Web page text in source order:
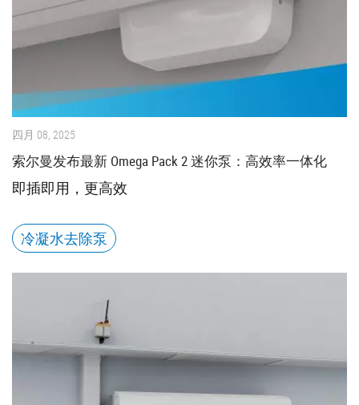
四月 08, 2025
索尔曼发布最新 Omega Pack 2 迷你泵：高效率一体化
即插即用，更高效
冷凝水去除泵